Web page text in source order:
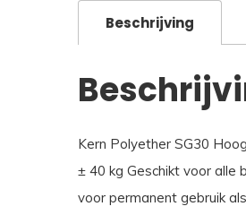
Beschrijving
Kern Polyether SG30
± 40 kg Geschikt voor alle
voor permanent gebruik